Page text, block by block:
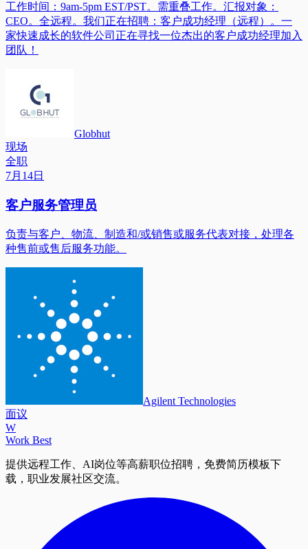
工作时间：9am-5pm EST/PST。需重叠工作。汇报对象：
CEO。全远程。我们正在招聘：客户成功经理（远程）。一
家快速成长的软件公司正在寻找一位杰出的客户成功经理加入
团队！
Globhut
现场
全职
7月14日
客户服务管理员
负责与客户、物流、制造和/或销售或服务代表对接，处理各
种售前或售后服务功能。
Agilent Technologies
面议
W
Work Best
提供远程工作、AI岗位等高薪职位招聘，免费简历模板下
载，职业发展社区交流。